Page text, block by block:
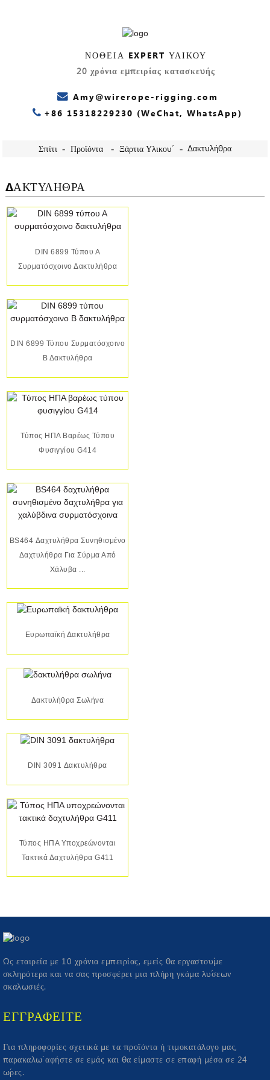
ΝΟΘΕΊΑ EXPERT ΥΛΙΚΟΥ
20 χρόνια εμπειρίας κατασκευής
Amy@wirerope-rigging.com
+86 15318229230 (WeChat, WhatsApp)
Σπίτι Προϊόντα Ξάρτια Υλικού Δακτυλήθρα
ΔΑΚΤΥΛΉΘΡΑ
DIN 6899 Τύπου Α
Συρματόσχοινο Δακτυλήθρα
DIN 6899 Τύπου Συρματόσχοινο
Β Δακτυλήθρα
Τύπος ΗΠΑ Βαρέως Τύπου
Φυσιγγίου G414
BS464 Δαχτυλήθρα Συνηθισμένο
Δαχτυλήθρα Για Σύρμα Από
Χάλυβα ...
Ευρωπαϊκή Δακτυλήθρα
Δακτυλήθρα Σωλήνα
DIN 3091 Δακτυλήθρα
Τύπος ΗΠΑ Υποχρεώνονται
Τακτικά Δαχτυλήθρα G411
Ως εταιρεία με 10 χρόνια εμπειρίας, εμείς θα εργαστούμε
σκληρότερα και να σας προσφέρει μια πλήρη γκάμα λύσεων
σκαλωσιές.
ΕΓΓΡΑΦΕΊΤΕ
Για πληροφορίες σχετικά με τα προϊόντα ή τιμοκατάλογο μας,
παρακαλώ αφήστε σε εμάς και θα είμαστε σε επαφή μέσα σε 24
ώρες.